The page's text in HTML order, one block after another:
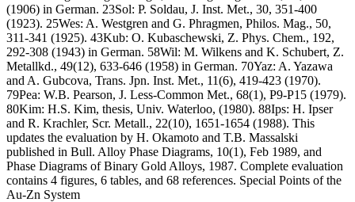
(1906) in German. 23Sol: P. Soldau, J. Inst. Met., 30, 351-400
(1923). 25Wes: A. Westgren and G. Phragmen, Philos. Mag., 50,
311-341 (1925). 43Kub: O. Kubaschewski, Z. Phys. Chem., 192,
292-308 (1943) in German. 58Wil: M. Wilkens and K. Schubert, Z.
Metallkd., 49(12), 633-646 (1958) in German. 70Yaz: A. Yazawa
and A. Gubcova, Trans. Jpn. Inst. Met., 11(6), 419-423 (1970).
79Pea: W.B. Pearson, J. Less-Common Met., 68(1), P9-P15 (1979).
80Kim: H.S. Kim, thesis, Univ. Waterloo, (1980). 88Ips: H. Ipser
and R. Krachler, Scr. Metall., 22(10), 1651-1654 (1988). This
updates the evaluation by H. Okamoto and T.B. Massalski
published in Bull. Alloy Phase Diagrams, 10(1), Feb 1989, and
Phase Diagrams of Binary Gold Alloys, 1987. Complete evaluation
contains 4 figures, 6 tables, and 68 references. Special Points of the
Au-Zn System